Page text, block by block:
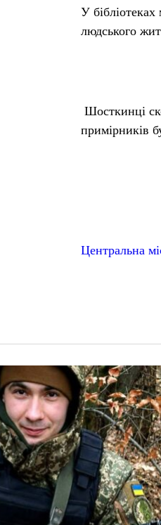
У
людського
Шосткинці
примірників
Центральна